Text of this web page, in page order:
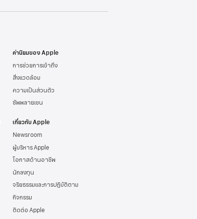
ค่านิยมของ Apple
การช่วยการเข้าถึง
สิ่งแวดล้อม
ความเป็นส่วนตัว
ซัพพลายเชน
เกี่ยวกับ Apple
Newsroom
ผู้บริหาร Apple
โอกาสด้านอาชีพ
นักลงทุน
จริยธรรมและการปฏิบัติตาม
กิจกรรม
ติดต่อ Apple